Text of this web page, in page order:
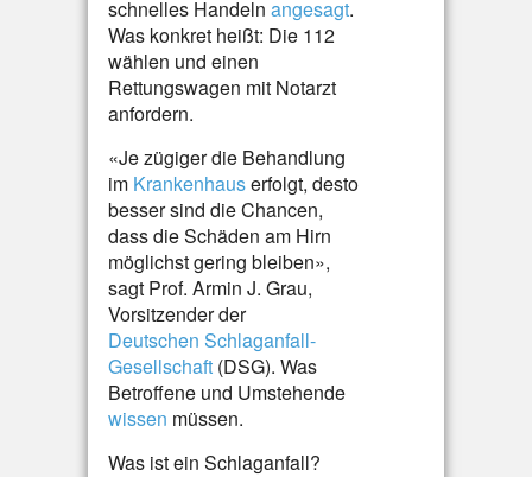
schnelles Handeln angesagt.
Was konkret heißt: Die 112
wählen und einen
Rettungswagen mit Notarzt
anfordern.
«Je zügiger die Behandlung
im Krankenhauserfolgt, desto
besser sind die Chancen,
dass die Schäden am Hirn
möglichst gering bleiben»,
sagt Prof. Armin J. Grau,
Vorsitzender der
Deutschen Schlaganfall-
Gesellschaft (DSG). Was
Betroffene und Umstehende
wissen müssen.
Was ist ein Schlaganfall?